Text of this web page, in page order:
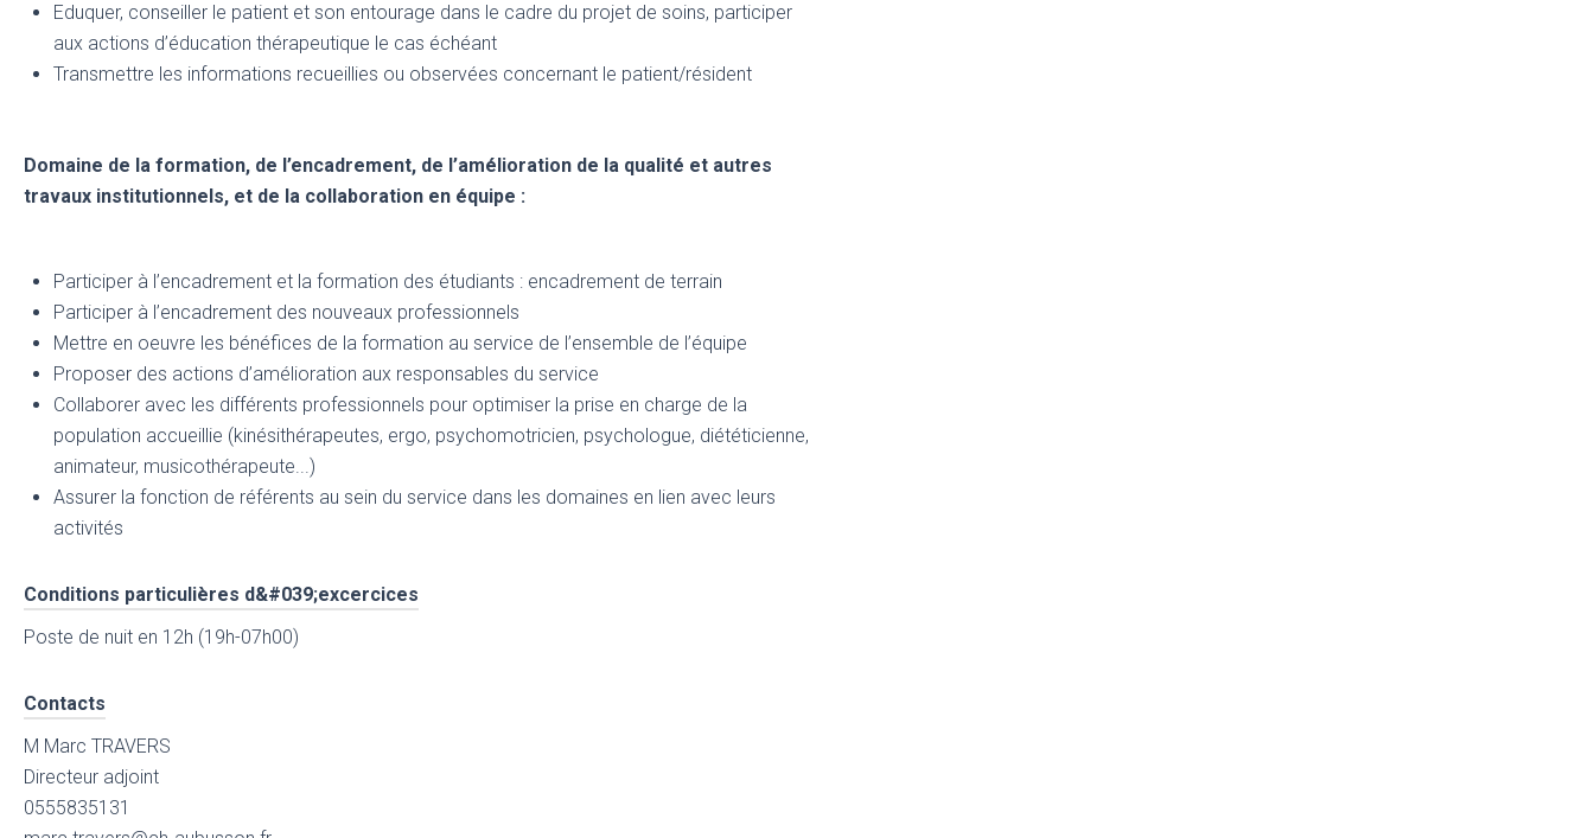
Eduquer, conseiller le patient et son entourage dans le cadre du projet de soins, participer
aux actions d’éducation thérapeutique le cas échéant
Transmettre les informations recueillies ou observées concernant le patient/résident
Domaine de la formation, de l’encadrement, de l’amélioration de la qualité et autres
travaux institutionnels, et de la collaboration en équipe :
Participer à l’encadrement et la formation des étudiants : encadrement de terrain
Participer à l’encadrement des nouveaux professionnels
Mettre en oeuvre les bénéfices de la formation au service de l’ensemble de l’équipe
Proposer des actions d’amélioration aux responsables du service
Collaborer avec les différents professionnels pour optimiser la prise en charge de la
population accueillie (kinésithérapeutes, ergo, psychomotricien, psychologue, diététicienne,
animateur, musicothérapeute...)
Assurer la fonction de référents au sein du service dans les domaines en lien avec leurs
activités
Conditions particulières d&#039;excercices
Poste de nuit en 12h (19h-07h00)
Contacts
M Marc TRAVERS
Directeur adjoint
0555835131